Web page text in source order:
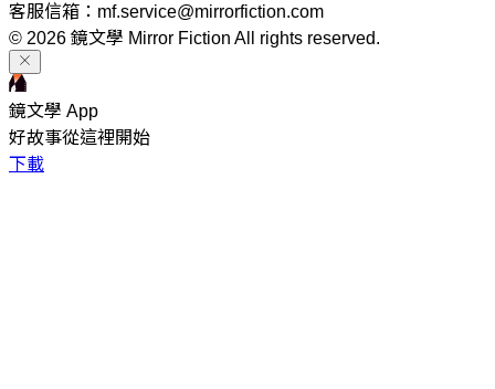
客服信箱：mf.service@mirrorfiction.com
© 2026 鏡文學 Mirror Fiction All rights reserved.
鏡文學 App
好故事從這裡開始
下載